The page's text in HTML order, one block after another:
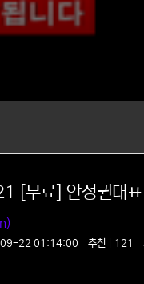
무료] 안정권대표
09-22 01:14:00 추천 | 121